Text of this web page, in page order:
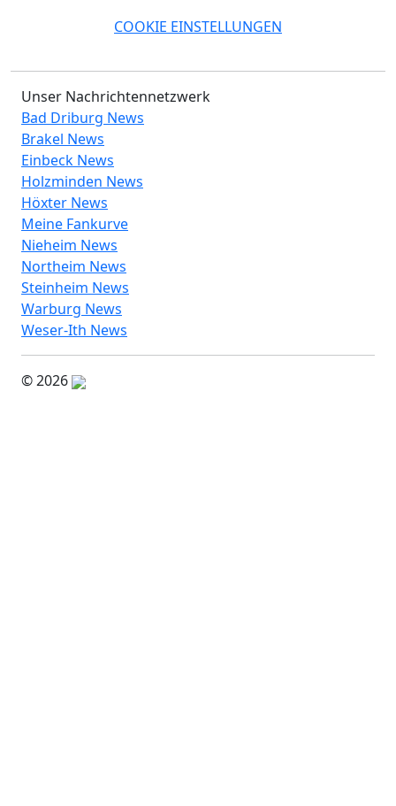
COOKIE EINSTELLUNGEN
Unser Nachrichtennetzwerk
Bad Driburg News
Brakel News
Einbeck News
Holzminden News
Höxter News
Meine Fankurve
Nieheim News
Northeim News
Steinheim News
Warburg News
Weser-Ith News
© 2026